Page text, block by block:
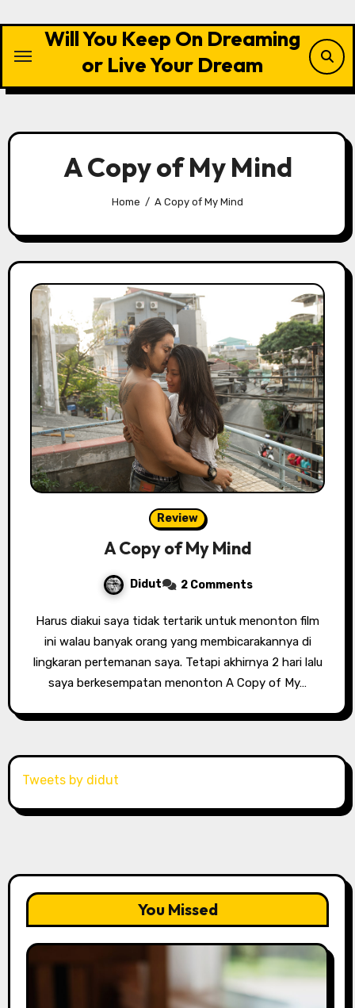
content
Will You Keep On Dreaming
or Live Your Dream
A Copy of My Mind
Home A Copy of My Mind
Review
A Copy of My Mind
Didut 2 Comments
Harus diakui saya tidak tertarik untuk menonton film
ini walau banyak orang yang membicarakannya di
lingkaran pertemanan saya. Tetapi akhirnya 2 hari lalu
saya berkesempatan menonton A Copy of My…
Tweets by didut
You Missed